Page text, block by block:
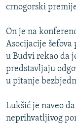
RSE PRIČE IZ
ISPRIČAJ MI
DNEVNO@RSE
SPECIJALI RSE
VIŠE OD NASLOVA
POPLAVE I KLIZIŠTA
PRATITE NAS
crnogorski
On je na
Asocijacije šefova
u Budvi rekao da
predstavljaju
u pitanje
Lukšić je naveo
neprihvatljivog